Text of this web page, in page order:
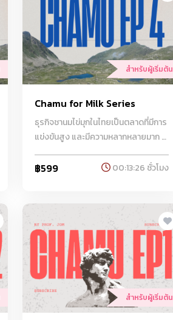
Craft ได้คัดสรรคุณภาพที่ดีที่สุด
สำหรับลูกค้า
สำหรับผู้เริ่มต้น
Chamu for Milk Series
ธุรกิจชานมไข่มุกในไทยเป็นตลาดที่มีการ
แข่งขันสูง และมีความหลากหลายมาก มี
ร้านชานมไข่มุกตั้งแต่แบรนด์ท้องถิ่นไป
จนถึงแบรนด์ระดับนานาชาติ ความ
หมายอย่างมีประสิทธิภาพ ทาง Coffee
Craft ได้คัดสรรคุณภาพที่ดีที่สุด
สำหรับลูกค้า
฿599 00:13:26 ชั่วโมง
สำหรับผู้เริ่มต้น